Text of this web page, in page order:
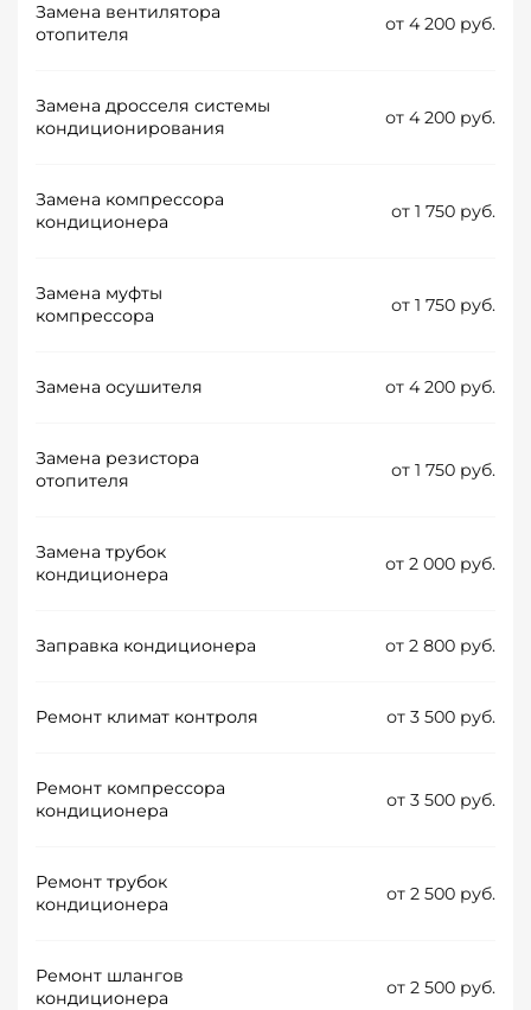
Замена вентилятора
отопителя
от 4 200 руб.
Замена дросселя системы
кондиционирования
от 4 200 руб.
Замена компрессора
кондиционера
от 1 750 руб.
Замена муфты
компрессора
от 1 750 руб.
Замена осушителя от 4 200 руб.
Замена резистора
отопителя
от 1 750 руб.
Замена трубок
кондиционера
от 2 000 руб.
Заправка кондиционера от 2 800 руб.
Ремонт климат контроля от 3 500 руб.
Ремонт компрессора
кондиционера
от 3 500 руб.
Ремонт трубок
кондиционера
от 2 500 руб.
Ремонт шлангов
кондиционера
от 2 500 руб.